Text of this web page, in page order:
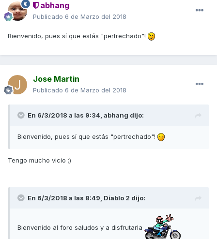
abhang
Publicado 6 de Marzo del 2018
Bienvenido, pues sí que estás "pertrechado"!
Jose Martin
Publicado 6 de Marzo del 2018
En 6/3/2018 a las 9:34, abhang dijo:
Bienvenido, pues sí que estás "pertrechado"!
Tengo mucho vicio ;)
En 6/3/2018 a las 8:49, Diablo 2 dijo:
Bienvenido al foro saludos y a disfrutarla